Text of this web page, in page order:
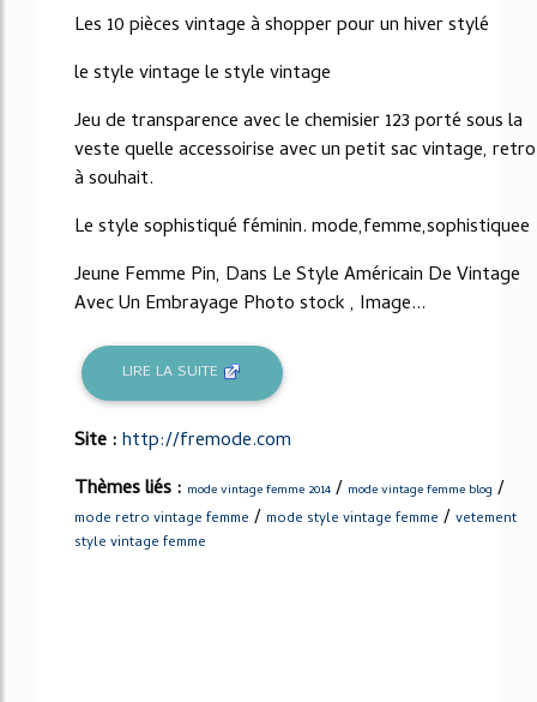
Les 10 pièces vintage à shopper pour un hiver stylé
le style vintage le style vintage
Jeu de transparence avec le chemisier 123 porté sous la
veste quelle accessoirise avec un petit sac vintage, retro
à souhait.
Le style sophistiqué féminin. mode,femme,sophistiquee
Jeune Femme Pin, Dans Le Style Américain De Vintage
Avec Un Embrayage Photo stock , Image...
LIRE LA SUITE
Site :http://fremode.com
Thèmes liés : mode vintage femme 2014 / mode vintage femme blog /
mode retro vintage femme / mode style vintage femme / vetement
style vintage femme